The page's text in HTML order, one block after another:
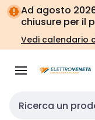
Vai alla
navigazione
Vai
alla
pagina
Ad agosto
chiusure per il
Vedi calendario
Cerca input